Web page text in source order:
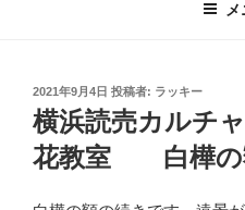
投
稿
日:
2021年9月4日 投稿者: ラッキー
横浜読売カルチ
花教室 白樺の